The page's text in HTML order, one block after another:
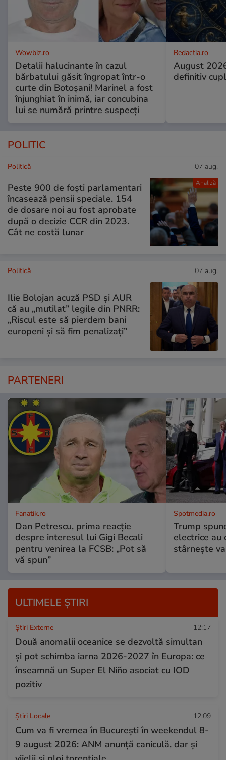
Wowbiz.ro
Detalii halucinante în cazul
bărbatului găsit îngropat într-o
curte din Botoșani! Marinel a fost
înjunghiat în inimă, iar concubina
lui se numără printre suspecți
Redactia.ro
August
definitiv
POLITIC
Analiză
Politică 07 aug.
Peste 900 de foști parlamentari
încasează pensii speciale. 154
de dosare noi au fost aprobate
după o decizie CCR din 2023.
Cât ne costă lunar
Politică 07 aug.
Ilie Bolojan acuză PSD și AUR
că au „mutilat” legile din PNRR:
„Riscul este să pierdem bani
europeni și să fim penalizați”
PARTENERI
Fanatik.ro
Dan Petrescu, prima reacție
despre interesul lui Gigi Becali
pentru venirea la FCSB: „Pot să
vă spun”
Spotmedia.ro
Trump
electrice au
stârnește
ULTIMELE ȘTIRI
Știri Externe 12:17
Două anomalii oceanice se dezvoltă simultan
și pot schimba iarna 2026-2027 în Europa: ce
înseamnă un Super El Niño asociat cu IOD
pozitiv
Știri Locale 12:09
Cum va fi vremea în București în weekendul 8-
9 august 2026: ANM anunță caniculă, dar și